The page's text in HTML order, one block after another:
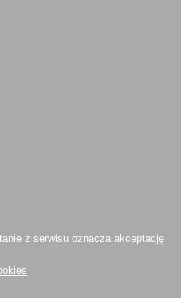
z serwisu oznacza akceptację